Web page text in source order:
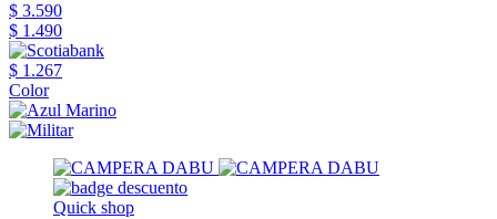
$ 3.590
$ 1.490
$ 1.267
Color
Quick shop